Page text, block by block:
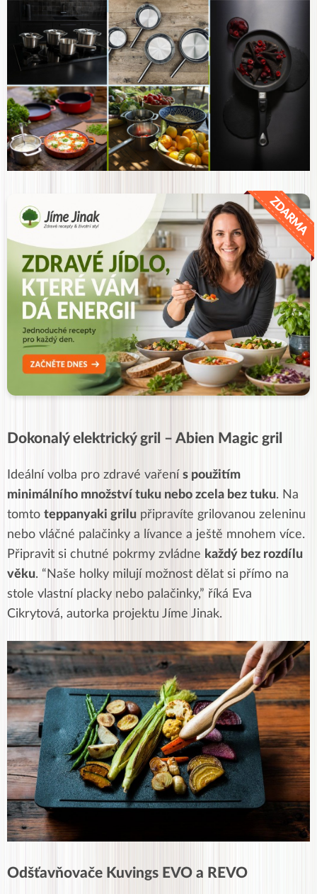
Dokonalý elektrický gril – Abien Magic gril
Ideální volba pro zdravé vaření s použitím
minimálního množství tuku nebo zcela bez tuku. Na
tomto teppanyaki grilu připravíte grilovanou zeleninu
nebo vláčné palačinky a lívance a ještě mnohem více.
Připravit si chutné pokrmy zvládne každý bez rozdílu
věku. “Naše holky milují možnost dělat si přímo na
stole vlastní placky nebo palačinky,” říká Eva
Cikrytová, autorka projektu Jíme Jinak.
Odšťavňovače Kuvings EVO a REVO